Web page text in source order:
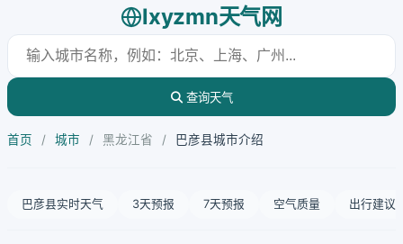
lxyzmn天气网
查询天气
首页 / 城市 / 黑龙江省 / 巴彦县城市介绍
巴彦县实时天气 3天预报 7天预报 空气质量 出行建议